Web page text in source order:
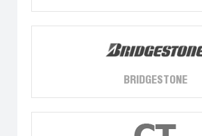
BRIDGESTONE